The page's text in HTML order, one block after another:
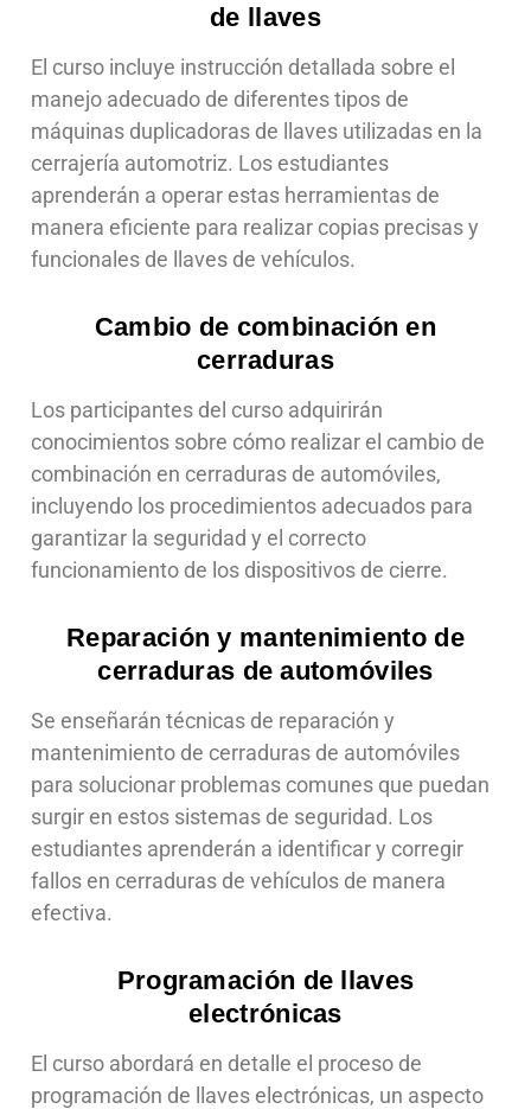
de llaves
El curso incluye instrucción detallada sobre el
manejo adecuado de diferentes tipos de
máquinas duplicadoras de llaves utilizadas en la
cerrajería automotriz. Los estudiantes
aprenderán a operar estas herramientas de
manera eficiente para realizar copias precisas y
funcionales de llaves de vehículos.
Cambio de combinación en
cerraduras
Los participantes del curso adquirirán
conocimientos sobre cómo realizar el cambio de
combinación en cerraduras de automóviles,
incluyendo los procedimientos adecuados para
garantizar la seguridad y el correcto
funcionamiento de los dispositivos de cierre.
Reparación y mantenimiento de
cerraduras de automóviles
Se enseñarán técnicas de reparación y
mantenimiento de cerraduras de automóviles
para solucionar problemas comunes que puedan
surgir en estos sistemas de seguridad. Los
estudiantes aprenderán a identificar y corregir
fallos en cerraduras de vehículos de manera
efectiva.
Programación de llaves
electrónicas
El curso abordará en detalle el proceso de
programación de llaves electrónicas, un aspecto